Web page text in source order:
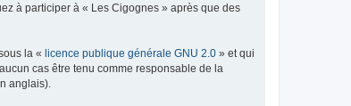
à participer à « Les Cigognes » après que des
la « licence publique générale GNU 2.0 » et qui
cas être tenu comme responsable de la
anglais).